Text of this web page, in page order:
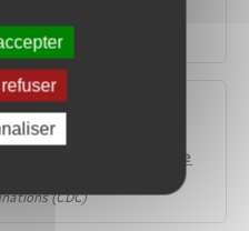
cas de litige avec votre
(CDC)